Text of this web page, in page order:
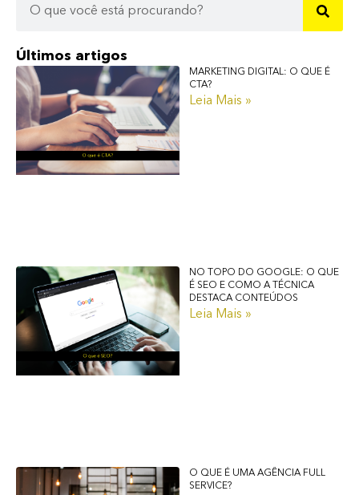
Últimos artigos
MARKETING DIGITAL: O QUE É
CTA?
Leia Mais »
NO TOPO DO GOOGLE: O QUE
É SEO E COMO A TÉCNICA
DESTACA CONTEÚDOS
Leia Mais »
O QUE É UMA AGÊNCIA FULL
SERVICE?